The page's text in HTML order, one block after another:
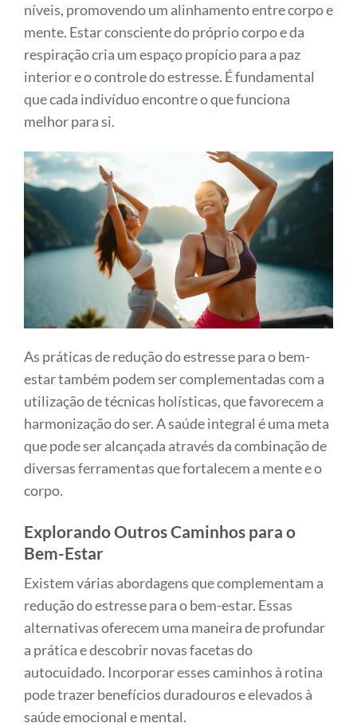
níveis, promovendo um alinhamento entre corpo e
mente. Estar consciente do próprio corpo e da
respiração cria um espaço propício para a paz
interior e o controle do estresse. É fundamental
que cada indivíduo encontre o que funciona
melhor para si.
As práticas de redução do estresse para o bem-
estar também podem ser complementadas com a
utilização de técnicas holísticas, que favorecem a
harmonização do ser. A saúde integral é uma meta
que pode ser alcançada através da combinação de
diversas ferramentas que fortalecem a mente e o
corpo.
Explorando Outros Caminhos para o
Bem-Estar
Existem várias abordagens que complementam a
redução do estresse para o bem-estar. Essas
alternativas oferecem uma maneira de profundar
a prática e descobrir novas facetas do
autocuidado. Incorporar esses caminhos à rotina
pode trazer benefícios duradouros e elevados à
saúde emocional e mental.